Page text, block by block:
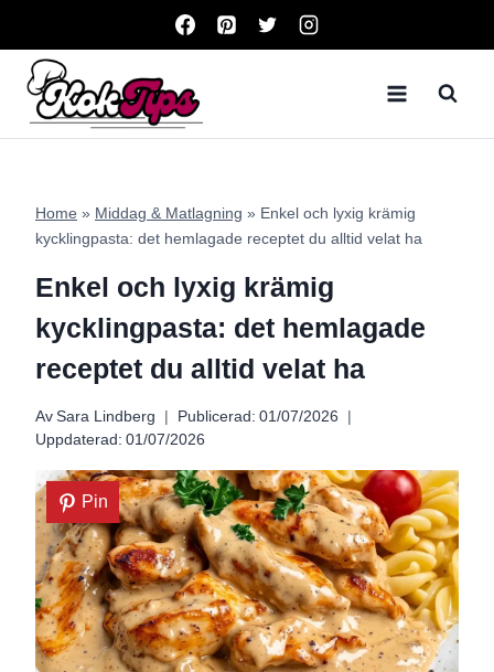
content
Home » Middag & Matlagning » Enkel och lyxig krämig
kycklingpasta: det hemlagade receptet du alltid velat ha
Enkel och lyxig krämig
kycklingpasta: det hemlagade
receptet du alltid velat ha
Av Sara Lindberg Publicerad: 01/07/2026
Uppdaterad: 01/07/2026
Pin